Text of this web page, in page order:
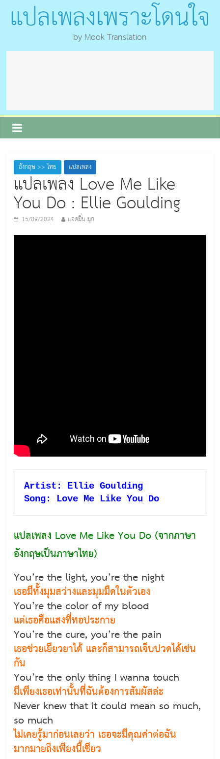
แปลเพลงเพราะโดนใจ
by Mook Translation
อังกฤษ >> ไทย แปลเพลง
แปลเพลง Love Me Like
You Do : Ellie Goulding
15/09/2024 แอดมิน มุก
Artist: Ellie Goulding
Song: Love Me Like You Do
แปลเพลง Love Me Like You Do (จากภาษา
อังกฤษเป็นภาษาไทย)
You’re the light, you’re the night
เธอมีทั้งมุมสว่างและมุมมืดในตัวเอง
You’re the color of my blood
แต่เธอคือแสงที่ทอประกาย
You’re the cure, you’re the pain
เธอช่วยเยียวยาได้ และก็สามารถเจ็บปวดได้เช่น
กัน
You’re the only thing I wanna touch
มีเพียงเธอเท่านั้นที่ฉันต้องการสัมผัสล่ะ
Never knew that it could mean so much,
so much
ไม่เคยรู้มาก่อนเลยว่า เธอจะมีคุณค่าต่อฉัน
มากมายถึงเพียงนี้เชียว